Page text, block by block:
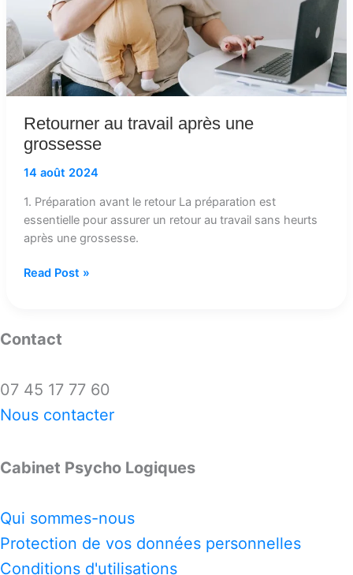
Retourner au travail après une
grossesse
14 août 2024
1. Préparation avant le retour La préparation est
essentielle pour assurer un retour au travail sans heurts
après une grossesse.
Read Post »
Contact
07 45 17 77 60
Nous contacter
Cabinet Psycho Logiques
Qui sommes-nous
Protection de vos données personnelles
Conditions d'utilisations